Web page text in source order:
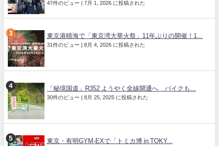
47件のビュー | 7月 1, 2026 に投稿された
東京港晴海で「東京湾大華火祭」11年ぶりの開催！1...
31件のビュー | 8月 4, 2026 に投稿された
「秘境国道」R352 ようやく全線開通へ バイクも...
30件のビュー | 8月 25, 2025 に投稿された
東京・有明GYM-EXで「トミカ博 in TOKY...